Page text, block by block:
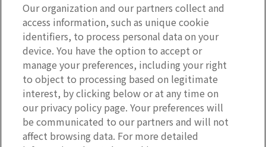
Our organization and our partners collect and
access information, such as unique cookie
identifiers, to process personal data on your
device. You have the option to accept or
manage your preferences, including your right
to object to processing based on legitimate
interest, by clicking below or at any time on
our privacy policy page. Your preferences will
be communicated to our partners and will not
affect browsing data. For more detailed